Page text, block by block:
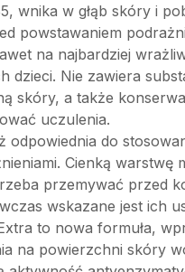
wnika w głąb skóry i
powstawaniem
na najbardziej
dzieci. Nie zawiera
skóry, a także
uczulenia.
odpowiednia do
Cienką warstwę
przemywać przed
wskazane jest ich
to nowa formuła,
na powierzchni skóry